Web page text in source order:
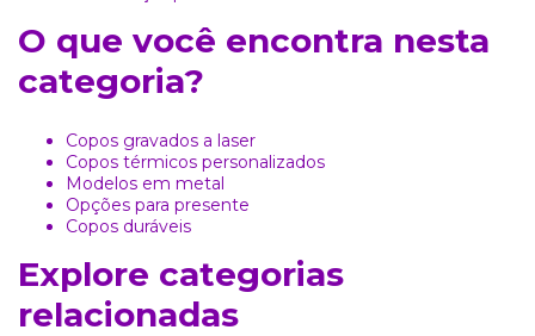
O que você encontra nesta
categoria?
Copos gravados a laser
Copos térmicos personalizados
Modelos em metal
Opções para presente
Copos duráveis
Explore categorias
relacionadas